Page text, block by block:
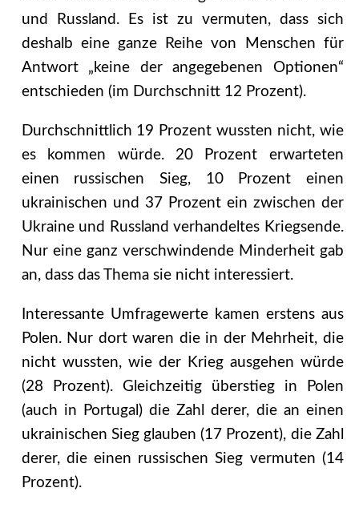
und Russland. Es ist zu vermuten, dass sich
deshalb eine ganze Reihe von Menschen für
Antwort „keine der angegebenen Optionen“
entschieden (im Durchschnitt 12 Prozent).
Durchschnittlich 19 Prozent wussten nicht, wie
es kommen würde. 20 Prozent erwarteten
einen russischen Sieg, 10 Prozent einen
ukrainischen und 37 Prozent ein zwischen der
Ukraine und Russland verhandeltes Kriegsende.
Nur eine ganz verschwindende Minderheit gab
an, dass das Thema sie nicht interessiert.
Interessante Umfragewerte kamen erstens aus
Polen. Nur dort waren die in der Mehrheit, die
nicht wussten, wie der Krieg ausgehen würde
(28 Prozent). Gleichzeitig überstieg in Polen
(auch in Portugal) die Zahl derer, die an einen
ukrainischen Sieg glauben (17 Prozent), die Zahl
derer, die einen russischen Sieg vermuten (14
Prozent).